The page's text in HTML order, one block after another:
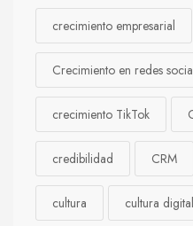
crecimiento empresarial
Crecimiento en redes
crecimiento TikTok
credibilidad CRM
cultura cultura digital